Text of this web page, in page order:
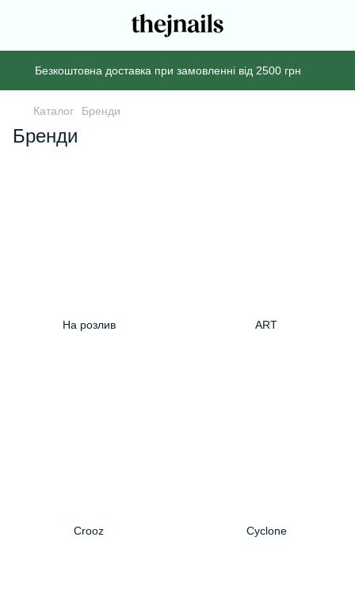
Безкоштовна доставка при замовленні від 2500 грн
Каталог Бренди
Бренди
На розлив ART
Crooz Cyclone